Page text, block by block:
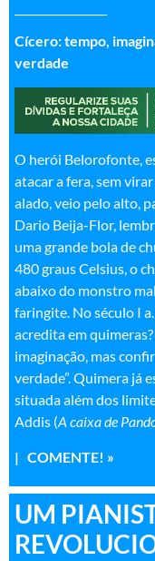
Cícero: tempo,
verdade
O herói Belorofonte,
atacar a fera, sem
alado, veio pelo alto,
Dario Beija-Flor,
uma grande bola de
480 graus Celsius, o
abaixo do monstro
faringite. No século I
acredita em
imaginação, mas
verdade”. Quimera já
situada além dos
Addis (A caixa de
| COMENTE! »
UM